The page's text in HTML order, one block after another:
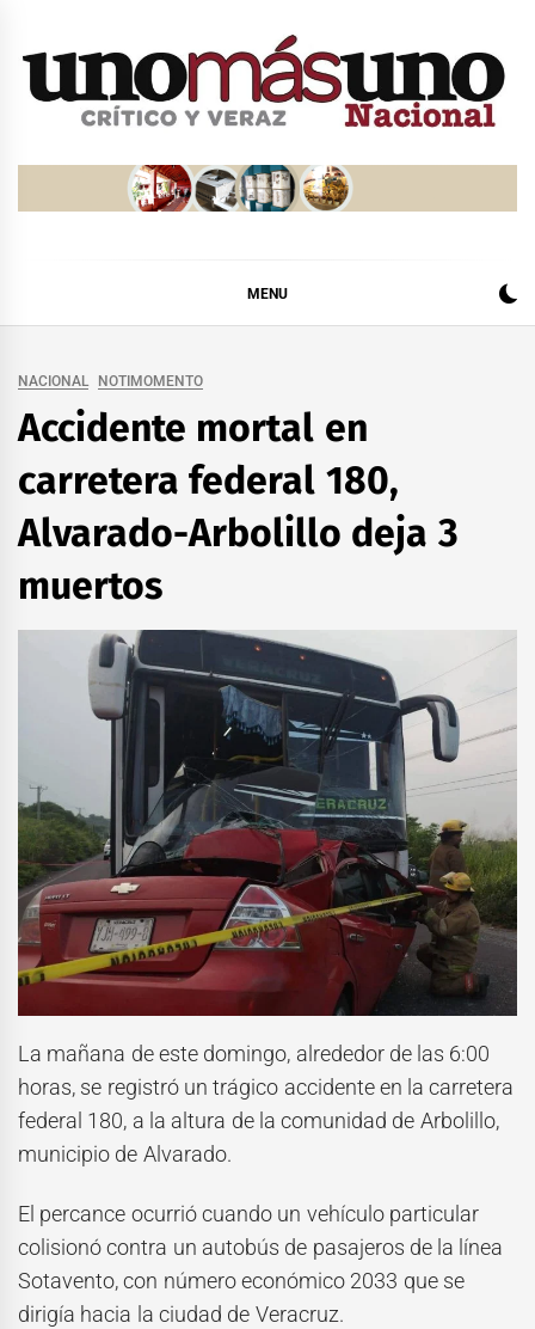
MENU
NACIONAL NOTIMOMENTO
Accidente mortal en
carretera federal 180,
Alvarado-Arbolillo deja 3
muertos
La mañana de este domingo, alrededor de las 6:00
horas, se registró un trágico accidente en la carretera
federal 180, a la altura de la comunidad de Arbolillo,
municipio de Alvarado.
El percance ocurrió cuando un vehículo particular
colisionó contra un autobús de pasajeros de la línea
Sotavento, con número económico 2033 que se
dirigía hacia la ciudad de Veracruz.